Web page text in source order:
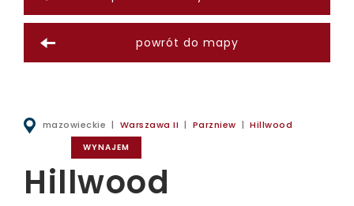
powrót do mapy
mazowieckie | Warszawa II | Parzniew | Hillwood
WYNAJEM
Hillwood